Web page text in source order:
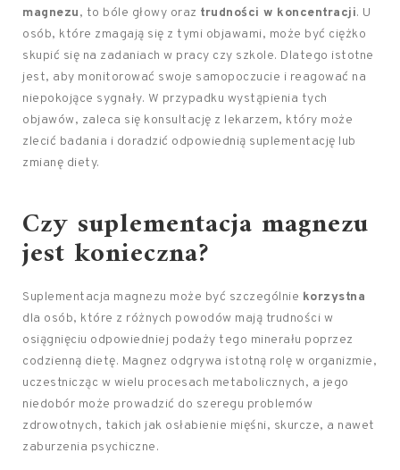
magnezu, to bóle głowy oraz trudności w koncentracji. U
osób, które zmagają się z tymi objawami, może być ciężko
skupić się na zadaniach w pracy czy szkole. Dlatego istotne
jest, aby monitorować swoje samopoczucie i reagować na
niepokojące sygnały. W przypadku wystąpienia tych
objawów, zaleca się konsultację z lekarzem, który może
zlecić badania i doradzić odpowiednią suplementację lub
zmianę diety.
Czy suplementacja magnezu
jest konieczna?
Suplementacja magnezu może być szczególnie korzystna
dla osób, które z różnych powodów mają trudności w
osiągnięciu odpowiedniej podaży tego minerału poprzez
codzienną dietę. Magnez odgrywa istotną rolę w organizmie,
uczestnicząc w wielu procesach metabolicznych, a jego
niedobór może prowadzić do szeregu problemów
zdrowotnych, takich jak osłabienie mięśni, skurcze, a nawet
zaburzenia psychiczne.